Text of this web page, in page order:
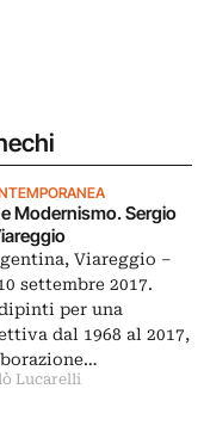
Modernismo. Sergio
Viareggio –
settembre 2017.
per una
dal 1968 al 2017,
Lucarelli